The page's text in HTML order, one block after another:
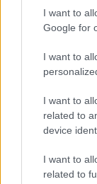
I want to
Google for
I want to
I want to
related to
device
I want to
related to
Σε ερώτηση
να
ή αν το ΔΝΤ
ελληνικό
απάντησε:
«Η εκτίμηση
ρυθμούς-
κρίση στο